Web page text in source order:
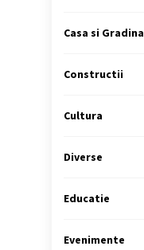
Casa si Gradina
Constructii
Cultura
Diverse
Educatie
Evenimente